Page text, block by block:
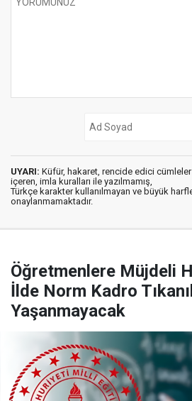
UYARI: Küfür, hakaret, rencide edici cümleler
içeren, imla kuralları ile yazılmamış,
Türkçe karakter kullanılmayan ve büyük
onaylanmamaktadır.
Öğretmenlere Müjdeli
İlde Norm Kadro
Yaşanmayacak